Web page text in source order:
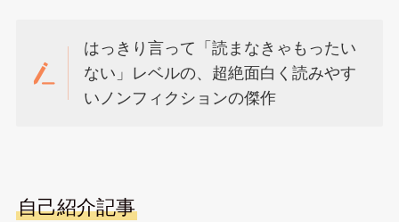
はっきり言って「読まなきゃもったい
ない」レベルの、超絶面白く読みやす
いノンフィクションの傑作
自己紹介記事